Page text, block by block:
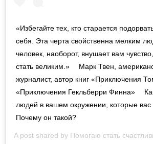
«Избегайте тех, кто старается
себя. Эта черта свойственна мелким
человек, наоборот, внушает вам
стать великим.» ⠀ Марк Твен,
журналист, автор книг «Приключения
«Приключения Гекльберри Финна» ⠀
людей в вашем окружении, которые вас
Почему он такой?
A post shared by Помогаю стать